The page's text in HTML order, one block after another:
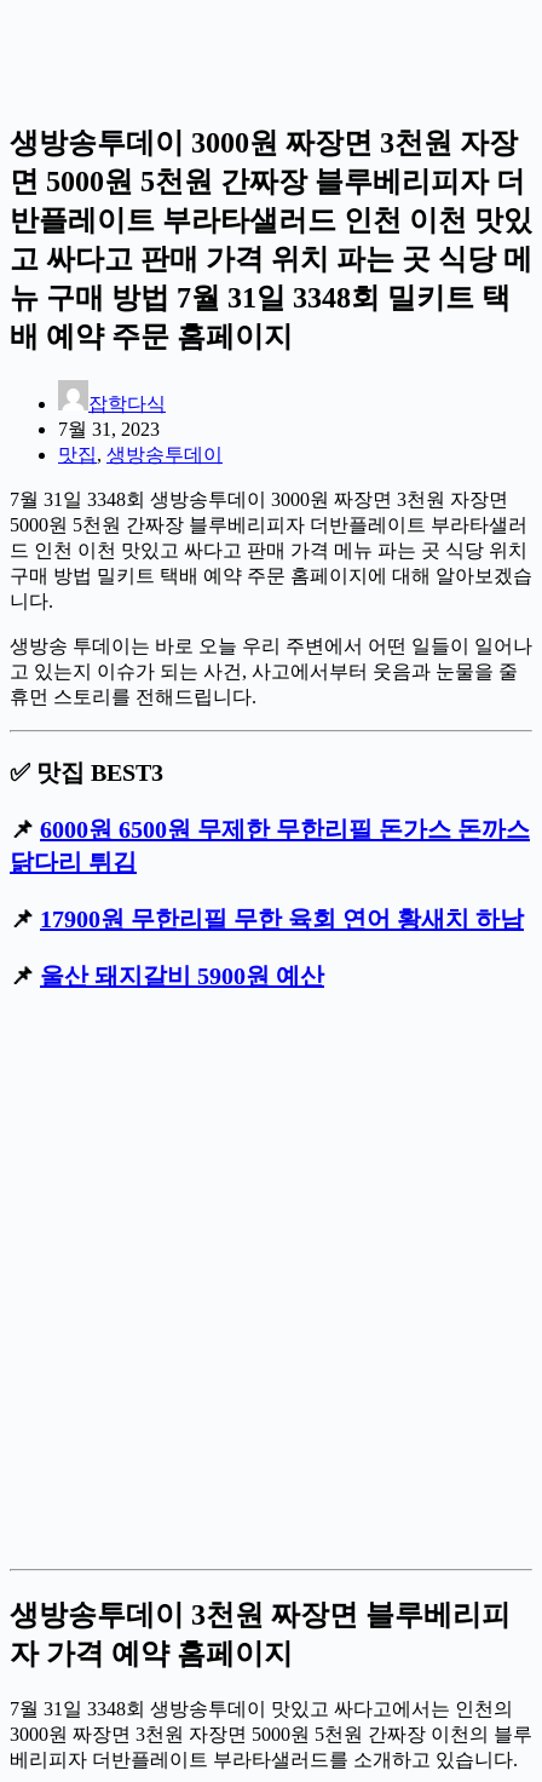
생방송투데이 3000원 짜장면 3천원 자장
면 5000원 5천원 간짜장 블루베리피자 더
반플레이트 부라타샐러드 인천 이천 맛있
고 싸다고 판매 가격 위치 파는 곳 식당 메
뉴 구매 방법 7월 31일 3348회 밀키트 택
배 예약 주문 홈페이지
잡학다식
7월 31, 2023
맛집, 생방송투데이
7월 31일 3348회 생방송투데이 3000원 짜장면 3천원 자장면
5000원 5천원 간짜장 블루베리피자 더반플레이트 부라타샐러
드 인천 이천 맛있고 싸다고 판매 가격 메뉴 파는 곳 식당 위치
구매 방법 밀키트 택배 예약 주문 홈페이지에 대해 알아보겠습
니다.
생방송 투데이는 바로 오늘 우리 주변에서 어떤 일들이 일어나
고 있는지 이슈가 되는 사건, 사고에서부터 웃음과 눈물을 줄
휴먼 스토리를 전해드립니다.
✅ 맛집 BEST3
📌 6000원 6500원 무제한 무한리필 돈가스 돈까스
닭다리 튀김
📌 17900원 무한리필 무한 육회 연어 황새치 하남
📌 울산 돼지갈비 5900원 예산
생방송투데이 3천원 짜장면 블루베리피
자 가격 예약 홈페이지
7월 31일 3348회 생방송투데이 맛있고 싸다고에서는 인천의
3000원 짜장면 3천원 자장면 5000원 5천원 간짜장 이천의 블루
베리피자 더반플레이트 부라타샐러드를 소개하고 있습니다.